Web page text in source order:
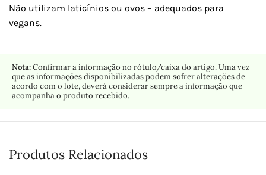
Não utilizam laticínios ou ovos – adequados para
vegans.
Nota:Confirmar a informação no rótulo/caixa do artigo. Uma vez
que as informações disponibilizadas podem sofrer alterações de
acordo com o lote, deverá considerar sempre a informação que
acompanha o produto recebido.
Produtos Relacionados